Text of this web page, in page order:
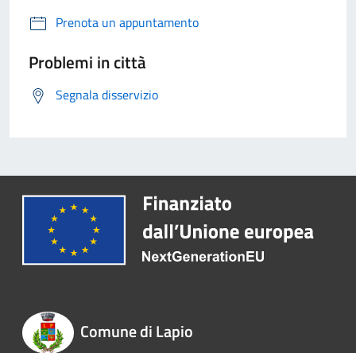
Prenota un appuntamento
Problemi in città
Segnala disservizio
Comune di Lapio